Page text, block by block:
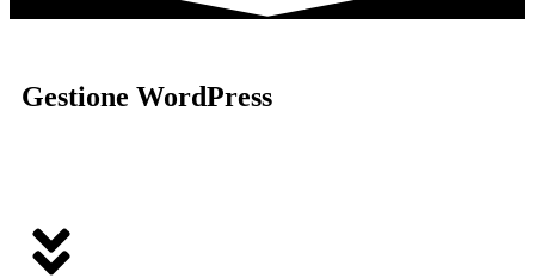
Gestione WordPress